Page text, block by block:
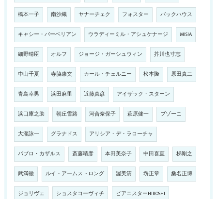
橋本一子 南沙織 ヤナーチェク フォスター バックハウス
キャシー・バーベリアン ウラディーミル・アシュケナージ MISIA
細野晴臣 オルフ ジョージ・ガーシュウィン 芥川也寸志
中山千夏 寺脇康文 カール・チェルニー 松本隆 原田真二
青島幸男 浜田麻里 近藤真彦 アイザック・スターン
浜口庫之助 朝丘雪路 河合奈保子 萩原健一 ブゾーニ
大瀧詠一 グラナドス アリシア・デ・ラローチャ
パブロ・カザルス 斎藤晴彦 本田美奈子 中田喜直 梯剛之
武満徹 ルイ・アームストロング 渥美清 堺正章 桑名正博
ジョリヴェ ショスタコーヴィチ ピアニスターHIROSHI